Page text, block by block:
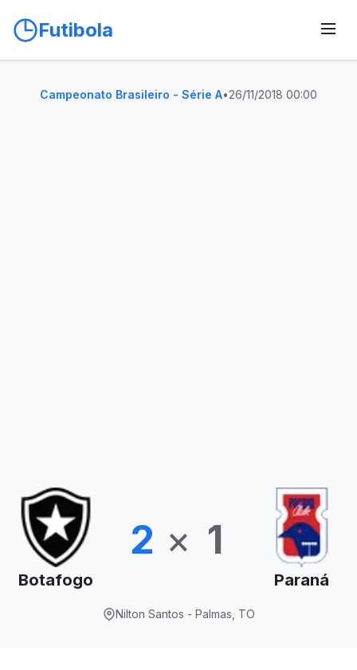
Futibola
Campeonato Brasileiro - Série A•26/11/2018 00:00
Botafogo
2 × 1
Paraná
Nilton Santos - Palmas, TO